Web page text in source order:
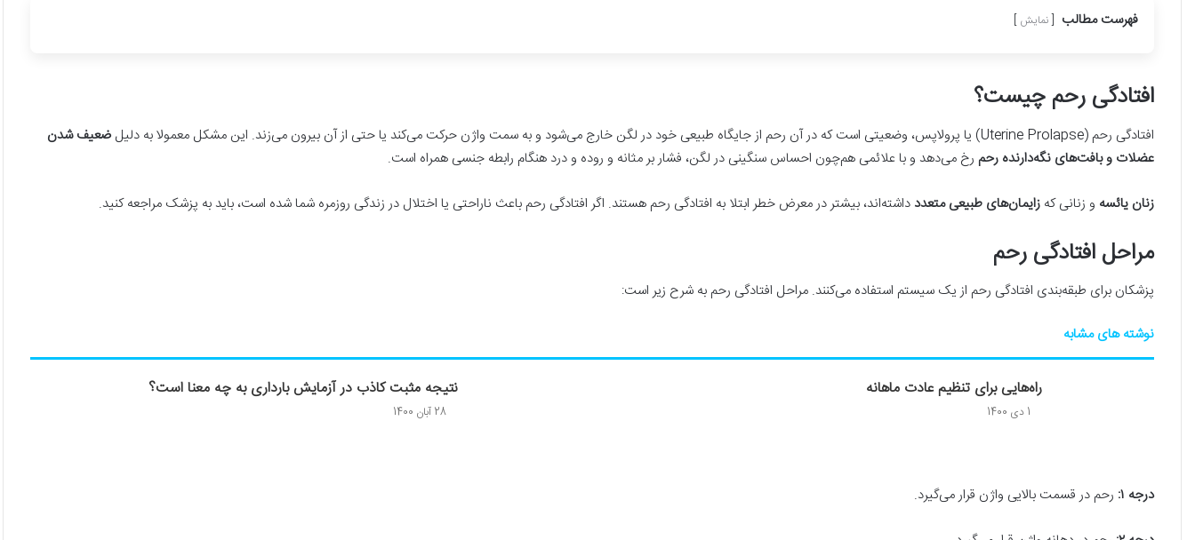
فهرست مطالب نمایش
افتادگی رحم چیست؟
افتادگی رحم (Uterine Prolapse) یا پرولاپس، وضعیتی است که در آن رحم از جایگاه طبیعی خود در لگن خارج می‌شود و به سمت واژن حرکت می‌کند یا حتی از آن بیرون می‌زند. این مشکل معمولا به دلیل ضعیف شدن
عضلات و بافت‌های نگه‌دارنده رحم رخ می‌دهد و با علائمی هم‌چون احساس سنگینی در لگن، فشار بر مثانه و روده و درد هنگام رابطه جنسی همراه است.
زنان یائسه و زنانی که زایمان‌های طبیعی متعدد داشته‌اند، بیشتر در معرض خطر ابتلا به افتادگی رحم هستند. اگر افتادگی رحم باعث ناراحتی یا اختلال در زندگی روزمره شما شده است، باید به پزشک مراجعه کنید.
مراحل افتادگی رحم
پزشکان برای طبقه‌بندی افتادگی رحم از یک سیستم استفاده می‌کنند. مراحل افتادگی رحم به شرح زیر است:
نوشته های مشابه
راه‌هایی برای تنظیم عادت ماهانه
1 دی 1400
نتیجه مثبت کاذب در آزمایش بارداری به چه معنا است؟
28 آبان 1400
درجه ۱: رحم در قسمت بالایی واژن قرار می‌گیرد.